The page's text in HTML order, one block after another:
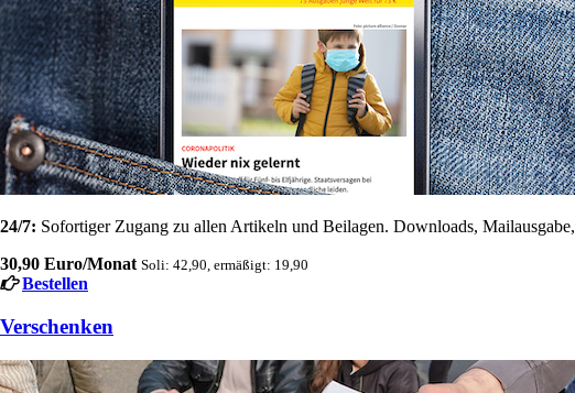
24/7: Sofortiger Zugang zu allen Artikeln und Beilagen. Downloads,
30,90 Euro/Monat Soli: 42,90, ermäßigt: 19,90
Bestellen
Verschenken